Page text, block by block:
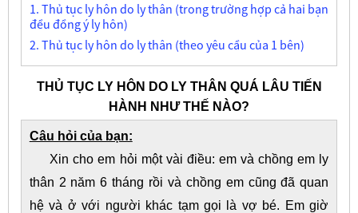
1. Thủ tục ly hôn do ly thân (trong trường hợp cả hai bạn
đều đồng ý ly hôn)
2. Thủ tục ly hôn do ly thân (theo yêu cầu của 1 bên)
THỦ TỤC LY HÔN DO LY THÂN QUÁ LÂU TIẾN
HÀNH NHƯ THẾ NÀO?
Câu hỏi của bạn:
Xin cho em hỏi một vài điều: em và chồng em ly
thân 2 năm 6 tháng rồi và chồng em cũng đã quan
hệ và ở với người khác tạm gọi là vợ bé. Em giờ